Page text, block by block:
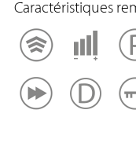
Caractéristiques